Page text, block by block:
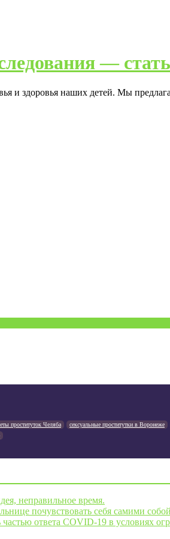
—
и здоровья наших детей. Мы
проституток Челяба сексуальные проститутки в Воронеже
неправильное время.
почувствовать себя самими
ответа COVID-19 в условиях